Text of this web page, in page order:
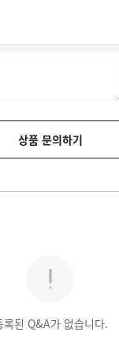
상품 문의하기
록된 Q&A가 없습니다.